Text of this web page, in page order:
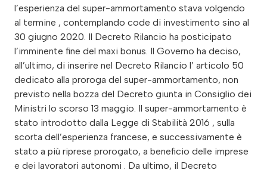
l’esperienza del super-ammortamento stava volgendo
al termine , contemplando code di investimento sino al
30 giugno 2020. Il Decreto Rilancio ha posticipato
l’imminente fine del maxi bonus. Il Governo ha deciso,
all’ultimo, di inserire nel Decreto Rilancio l’ articolo 50
dedicato alla proroga del super-ammortamento, non
previsto nella bozza del Decreto giunta in Consiglio dei
Ministri lo scorso 13 maggio. Il super-ammortamento è
stato introdotto dalla Legge di Stabilità 2016 , sulla
scorta dell’esperienza francese, e successivamente è
stato a più riprese prorogato, a beneficio delle imprese
e dei lavoratori autonomi . Da ultimo, il Decreto